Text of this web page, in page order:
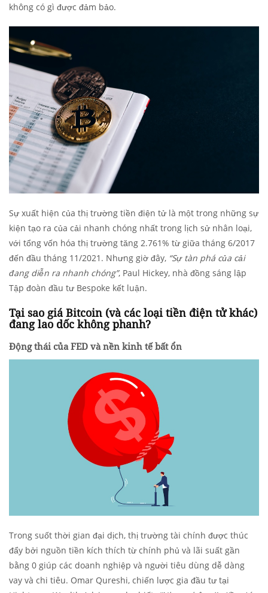
không có gì được đảm bảo.
Sự xuất hiện của thị trường tiền điện tử là một trong những sự
kiện tạo ra của cải nhanh chóng nhất trong lịch sử nhân loại,
với tổng vốn hóa thị trường tăng 2.761% từ giữa tháng 6/2017
đến đầu tháng 11/2021. Nhưng giờ đây, “Sự tàn phá của cải
đang diễn ra nhanh chóng”, Paul Hickey, nhà đồng sáng lập
Tập đoàn đầu tư Bespoke kết luận.
Tại sao giá Bitcoin (và các loại tiền điện tử khác)
đang lao dốc không phanh?
Động thái của FED và nền kinh tế bất ổn
Trong suốt thời gian đại dịch, thị trường tài chính được thúc
đẩy bởi nguồn tiền kích thích từ chính phủ và lãi suất gần
bằng 0 giúp các doanh nghiệp và người tiêu dùng dễ dàng
vay và chi tiêu. Omar Qureshi, chiến lược gia đầu tư tại